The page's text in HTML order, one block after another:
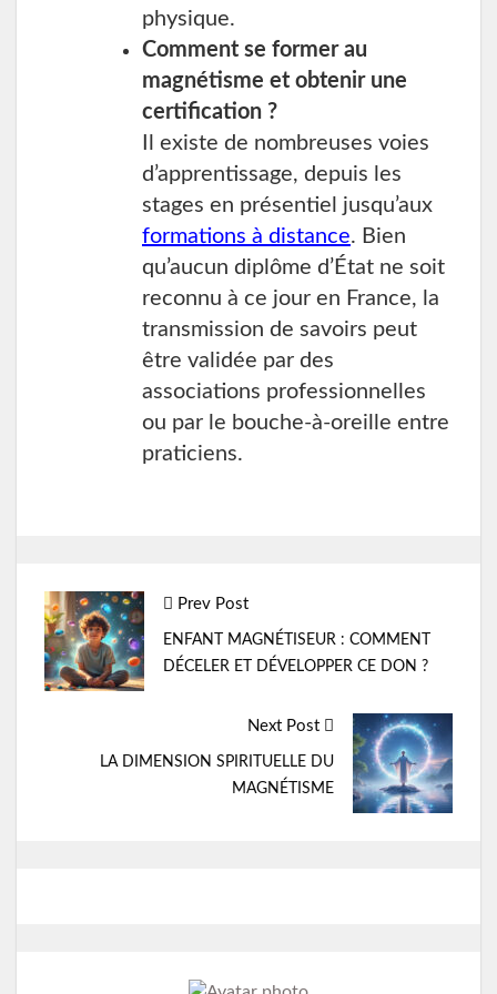
physique.
Comment se former au
magnétisme et obtenir une
certification ?
Il existe de nombreuses voies
d’apprentissage, depuis les
stages en présentiel jusqu’aux
formations à distance. Bien
qu’aucun diplôme d’État ne soit
reconnu à ce jour en France, la
transmission de savoirs peut
être validée par des
associations professionnelles
ou par le bouche-à-oreille entre
praticiens.
Post
navigation
Prev Post
ENFANT MAGNÉTISEUR : COMMENT
DÉCELER ET DÉVELOPPER CE DON ?
Next Post
LA DIMENSION SPIRITUELLE DU
MAGNÉTISME